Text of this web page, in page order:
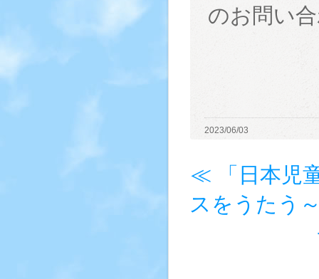
のお問い
2023/06/03
≪ 「日本児
スをうたう